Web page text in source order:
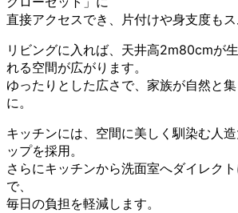
直接アクセスでき、片付けや身支度もス
リビングに入れば、天井高2m80cmが
れる空間が広がります。
ゆったりとした広さで、家族が自然と
に。
キッチンには、空間に美しく馴染む人
ップを採用。
さらにキッチンから洗面室へダイレク
で、
毎日の負担を軽減します。